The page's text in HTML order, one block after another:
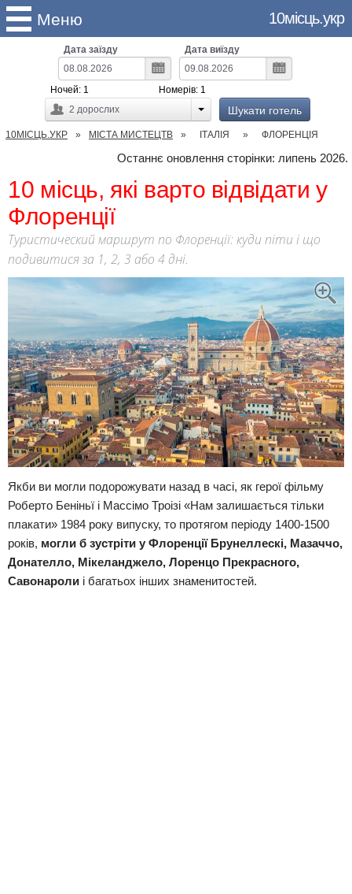
Меню 10місць.укр
Дата заїзду Дата виїзду
2 дорослих
Ночей: 1 Номерів: 1
Шукати готель
10МІСЦЬ.УКР МІСТА МИСТЕЦТВ ІТАЛІЯ ФЛОРЕНЦІЯ
Останнє оновлення сторінки: липень 2026.
10 місць, які варто відвідати у
Флоренції
Туристический маршрут по Флоренції: куди піти і що
подивитися за 1, 2, 3 або 4 дні.
Якби ви могли подорожувати назад в часі, як герої фільму
Роберто Беніньї і Массімо Троізі «Нам залишається тільки
плакати» 1984 року випуску, то протягом періоду 1400-1500
років, могли б зустріти у Флоренції Брунеллескі, Мазаччо,
Донателло, Мікеланджело, Лоренцо Прекрасного,
Савонароли і багатьох інших знаменитостей.